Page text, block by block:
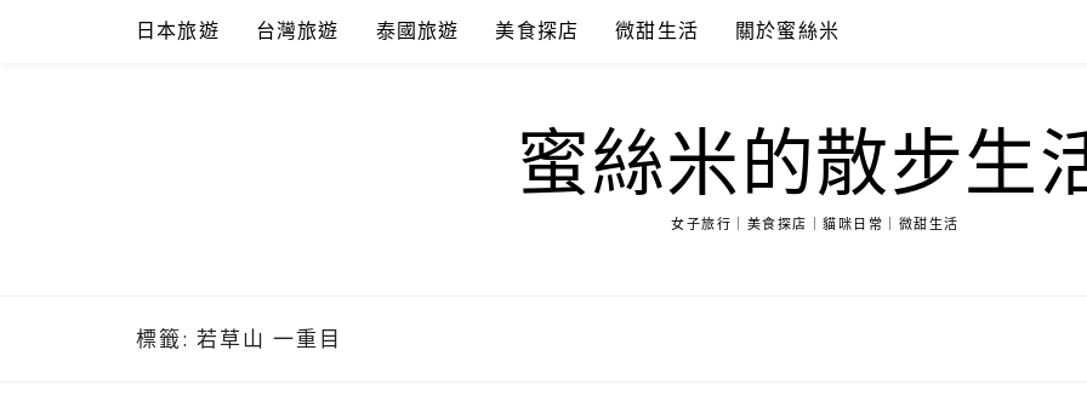
日本旅遊 台灣旅遊 泰國旅遊 美食探店 微甜生活 關於蜜絲米
蜜絲米的散步生
女子旅行｜美食探店｜貓咪日常｜微甜生活
標籤: 若草山 一重目